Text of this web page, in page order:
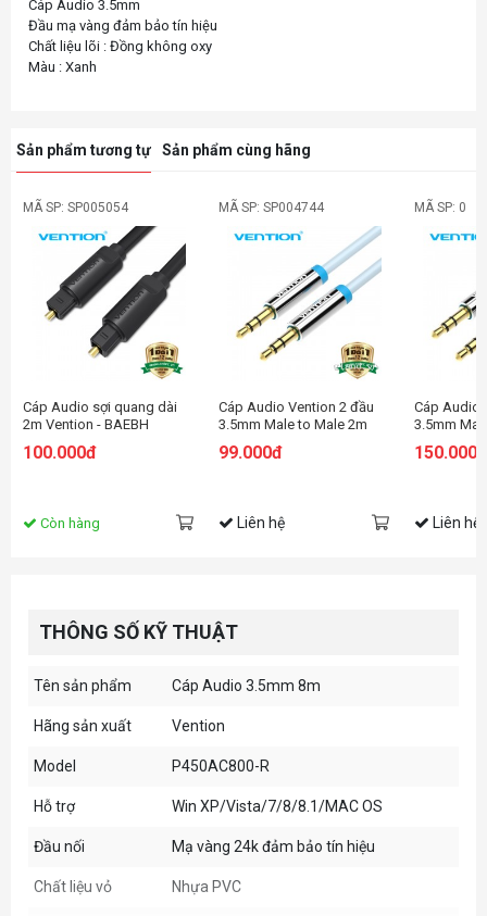
Cáp Audio 3.5mm
Đầu mạ vàng đảm bảo tín hiệu
Chất liệu lõi : Đồng không oxy
Sản phẩm tương tự Sản phẩm cùng hãng
MÃ SP: SP005054
Cáp Audio sợi quang dài
2m Vention - BAEBH
100.000đ
Còn hàng
MÃ SP: SP004744
Cáp Audio Vention 2 đầu
3.5mm Male to Male 2m
99.000đ
Liên hệ
MÃ SP: 0
Cáp Audio
3.5mm
150.000đ
Liên hệ
THÔNG SỐ KỸ THUẬT
Tên sản phẩm Cáp Audio 3.5mm 8m
Hãng sản xuất Vention
Model P450AC800-R
Hỗ trợ Win XP/Vista/7/8/8.1/MAC OS
Đầu nối Mạ vàng 24k đảm bảo tín hiệu
Chất liệu vỏ Nhựa PVC